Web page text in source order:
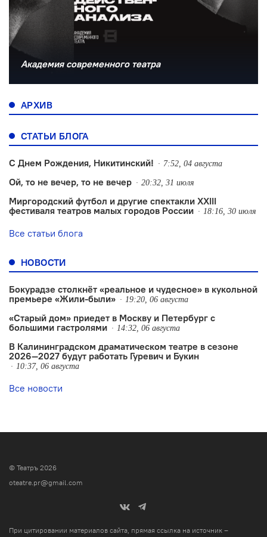
Академия современного театра
АРХИВ
СТАТЬИ БЛОГА
С Днем Рождения, Никитинский! 7:52, 04 августа
Ой, то не вечер, то не вечер 20:32, 31 июля
Миргородский футбол и другие спектакли XXIII
фестиваля театров малых городов России
18:16, 30 июля
Все статьи блога
НОВОСТИ
Бокурадзе столкнëт «реальное и чудесное» в кукольной
премьере «Жили-были»
19:20, 06 августа
«Старый дом» приедет в Москву и Петербург с
большими гастролями
14:32, 06 августа
В Калининградском драматическом театре в сезоне
2026—2027 будут работать Гуревич и Букин
10:37, 06 августа
Все новости
© Театръ 2026
oteatre.pr@gmail.com
При цитировании материалов сайта, прямая ссылка на источник –